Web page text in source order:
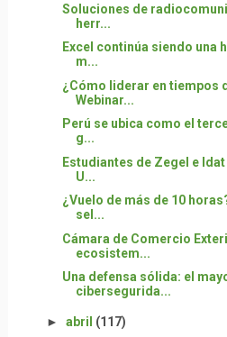
Soluciones de
herr...
Excel continúa siendo una
m...
¿Cómo liderar en tiempos
Webinar...
Perú se ubica como el
g...
Estudiantes de Zegel e
U...
¿Vuelo de más de 10
sel...
Cámara de Comercio
ecosistem...
Una defensa sólida: el
cibersegurida...
► abril (117)